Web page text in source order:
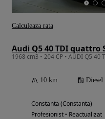
10 km Diesel
Constanta (Constanta)
Profesionist • Reactualizat
Calculeaza rata